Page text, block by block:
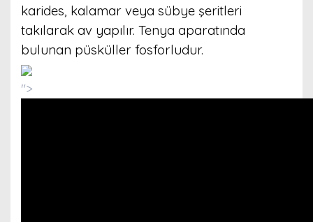
karides, kalamar veya sübye şeritleri
takılarak av yapılır. Tenya aparatında
bulunan püsküller fosforludur.
">